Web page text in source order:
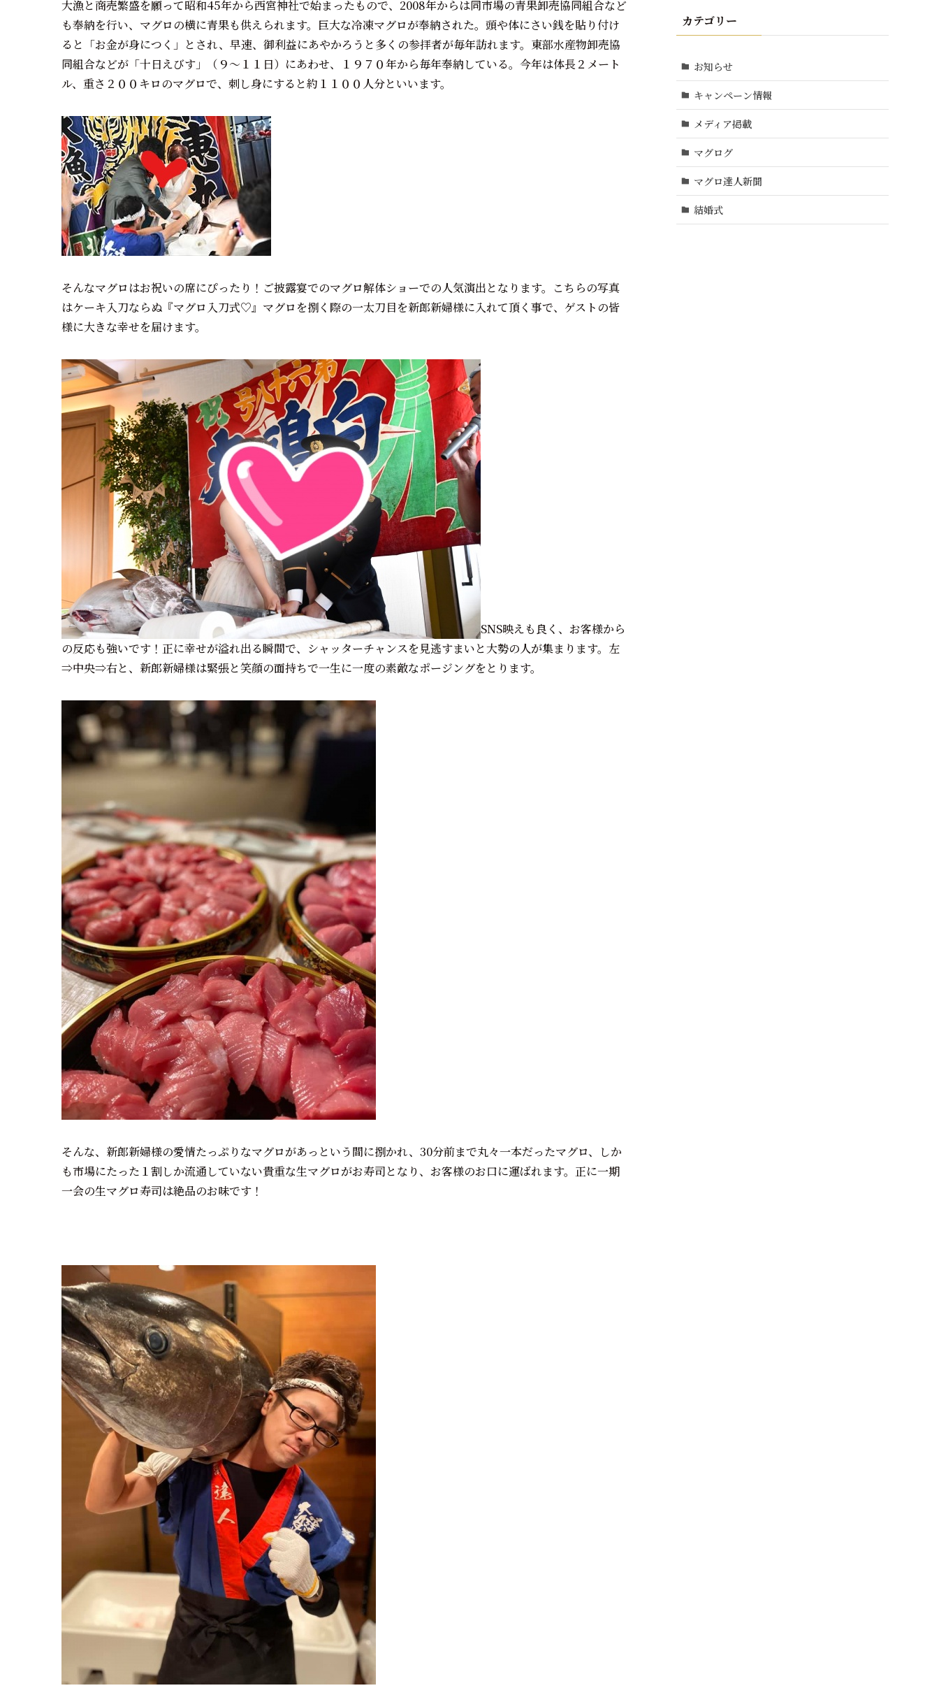
大漁と商売繁盛を願って昭和45年から西宮神社で始まったもので、2008年からは同市場の青果卸売協同組合など
も奉納を行い、マグロの横に青果も供えられます。巨大な冷凍マグロが奉納された。頭や体にさい銭を貼り付け
ると「お金が身につく」とされ、早速、御利益にあやかろうと多くの参拝者が毎年訪れます。東部水産物卸売協
同組合などが「十日えびす」（９～１１日）にあわせ、１９７０年から毎年奉納している。今年は体長２メート
ル、重さ２００キロのマグロで、刺し身にすると約１１００人分といいます。
そんなマグロはお祝いの席にぴったり！ご披露宴でのマグロ解体ショーでの人気演出となります。こちらの写真
はケーキ入刀ならぬ『マグロ入刀式♡』マグロを捌く際の一太刀目を新郎新婦様に入れて頂く事で、ゲストの皆
様に大きな幸せを届けます。
SNS映えも良く、お客様から
の反応も強いです！正に幸せが溢れ出る瞬間で、シャッターチャンスを見逃すまいと大勢の人が集まります。左
⇒中央⇒右と、新郎新婦様は緊張と笑顔の面持ちで一生に一度の素敵なポージングをとります。
そんな、新郎新婦様の愛情たっぷりなマグロがあっという間に捌かれ、30分前まで丸々一本だったマグロ、しか
も市場にたった１割しか流通していない貴重な生マグロがお寿司となり、お客様のお口に運ばれます。正に一期
一会の生マグロ寿司は絶品のお味です！
カテゴリー
お知らせ
キャンペーン情報
メディア掲載
マグログ
マグロ達人新聞
結婚式